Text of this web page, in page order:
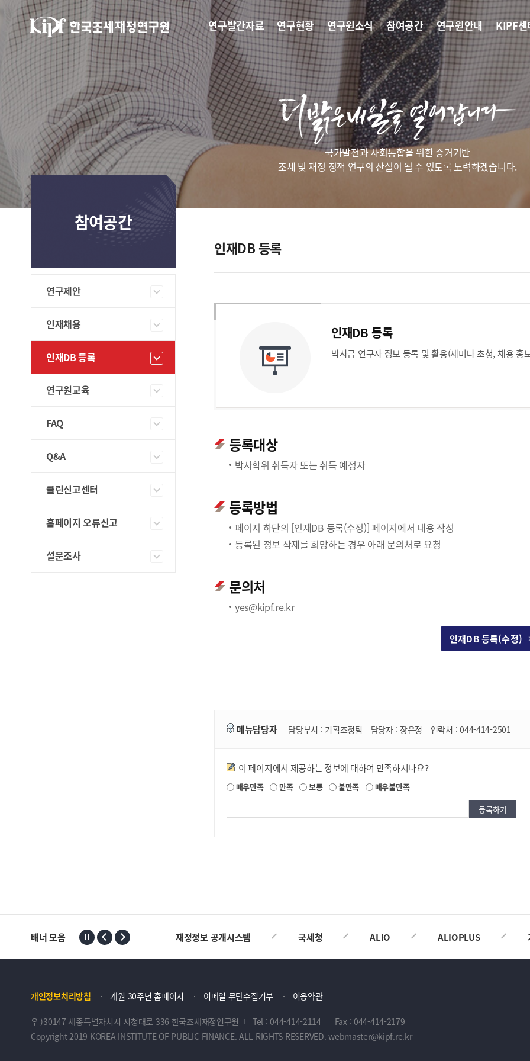
연구발간자료 연구현황 연구원소식 참여공간 연구원안내 KIPF센
국가발전과 사회통합을 위한 증거기반
조세 및 재정 정책 연구의 산실이 될 수 있도록 노력하겠습니다.
참여공간
연구제안
인재채용
인재DB 등록
연구원교육
FAQ
Q&A
클린신고센터
홈페이지 오류신고
설문조사
인재DB 등록
인재DB 등록
박사급 연구자 정보 등록 및 활용(세미나 초청, 채용 홍
등록대상
박사학위 취득자 또는 취득 예정자
등록방법
페이지 하단의 [인재DB 등록(수정)] 페이지에서 내용 작성
등록된 정보 삭제를 희망하는 경우 아래 문의처로 요청
문의처
yes@kipf.re.kr
인재DB 등록(수정)
메뉴담당자 담당부서 : 기획조정팀 담당자 : 장은정 연락처 :044-414-2501
만족도조사
이 페이지에서 제공하는 정보에 대하여 만족하시나요?
매우만족 만족 보통 불만족 매우불만족
배너 모음 재정정보 공개시스템 국세청 ALIO ALIOPLUS
개인정보처리방침 개원 30주년 홈페이지 이메일 무단수집거부 이용약관
우 )30147 세종특별자치시 시청대로 336 한국조세재정연구원 Tel : 044-414-2114
Fax : 044-414-2179
Copyright 2019 KOREA INSTITUTE OF PUBLIC FINANCE. ALL RIGHTS RESERVED. webmaster@kipf.re.kr